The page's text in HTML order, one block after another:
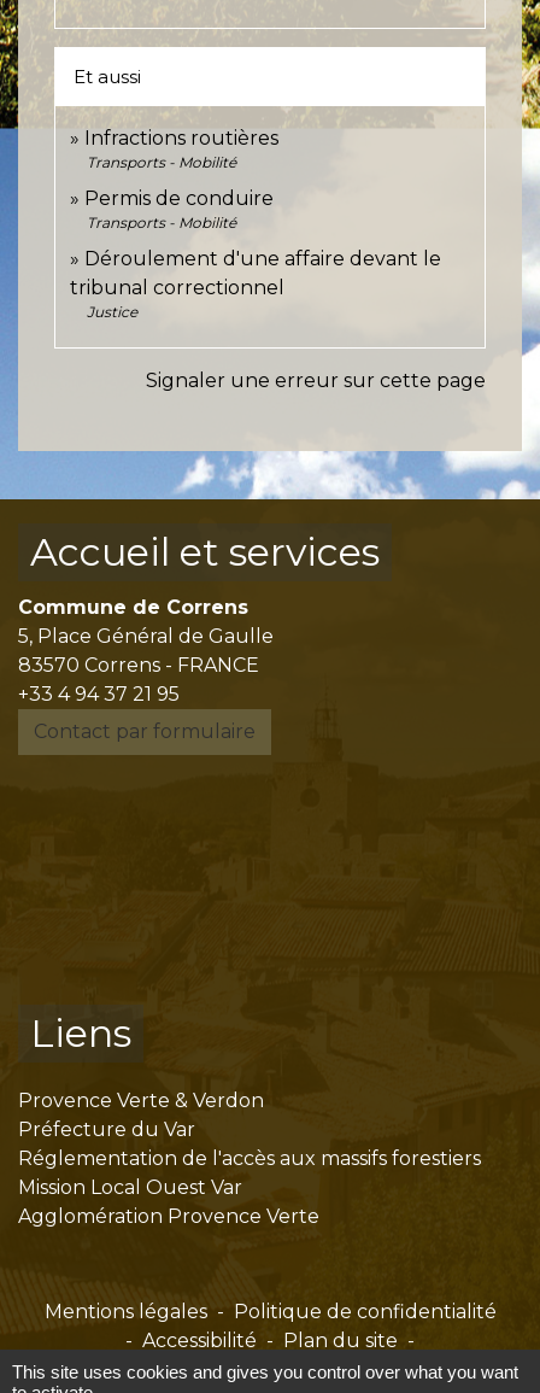
Et aussi
Infractions routières
Transports - Mobilité
Permis de conduire
Transports - Mobilité
Déroulement d'une affaire devant le
tribunal correctionnel
Justice
Signaler une erreur sur cette page
Accueil et services
Commune de Correns
5, Place Général de Gaulle
83570 Correns - FRANCE
+33 4 94 37 21 95
Contact par formulaire
Liens
Provence Verte & Verdon
Préfecture du Var
Réglementation de l'accès aux massifs forestiers
Mission Local Ouest Var
Agglomération Provence Verte
Mentions légales - Politique de confidentialité
- Accessibilité - Plan du site -
Gestion des cookies
This site uses cookies and gives you control over what you want